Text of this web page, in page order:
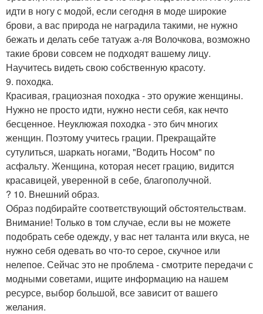
идти в ногу с модой, если сегодня в моде широкие
брови, а вас природа не наградила такими, не нужно
бежать и делать себе татуаж а-ля Волочкова, возможно
такие брови совсем не подходят вашему лицу.
Научитесь видеть свою собственную красоту.
9. походка.
Красивая, грациозная походка - это оружие женщины.
Нужно не просто идти, нужно нести себя, как нечто
бесценное. Неуклюжая походка - это бич многих
женщин. Поэтому учитесь грации. Прекращайте
сутулиться, шаркать ногами, "Водить Носом" по
асфальту. Женщина, которая несет грацию, видится
красавицей, уверенной в себе, благополучной.
? 10. Внешний образ.
Образ подбирайте соответствующий обстоятельствам.
Внимание! Только в том случае, если вы не можете
подобрать себе одежду, у вас нет таланта или вкуса, не
нужно себя одевать во что-то серое, скучное или
нелепое. Сейчас это не проблема - смотрите передачи с
модными советами, ищите информацию на нашем
ресурсе, выбор большой, все зависит от вашего
желания.